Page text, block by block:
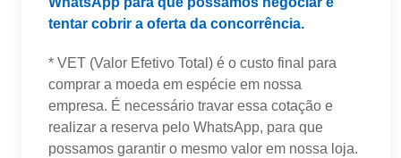
tentar cobrir a oferta da concorrência.
* VET (Valor Efetivo Total) é o custo final para
comprar a moeda em espécie em nossa
empresa. É necessário travar essa cotação e
realizar a reserva pelo WhatsApp, para que
possamos garantir o mesmo valor em nossa loja.